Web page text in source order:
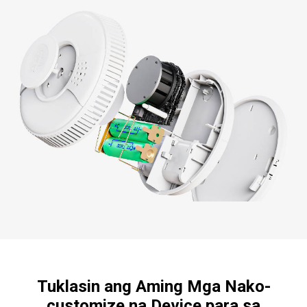
Tuklasin ang Aming Mga Nako-